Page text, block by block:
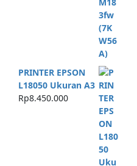
PRINTER EPSON
L18050 Ukuran A3
Rp8.450.000